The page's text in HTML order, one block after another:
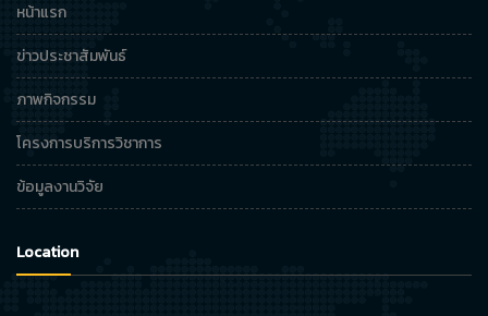
หน้าแรก
ข่าวประชาสัมพันธ์
ภาพกิจกรรม
โครงการบริการวิชาการ
ข้อมูลงานวิจัย
Location